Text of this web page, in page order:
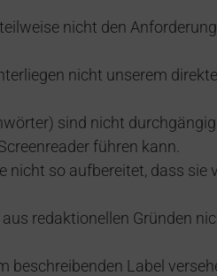
nicht den
nicht unserem
sind nicht
führen kann.
so aufbereitet, dass sie
redaktionellen Gründen
Label